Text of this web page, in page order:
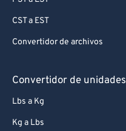
CST a EST
Convertidor de archivos
Convertidor de unidades
Lbs a Kg
Kg a Lbs